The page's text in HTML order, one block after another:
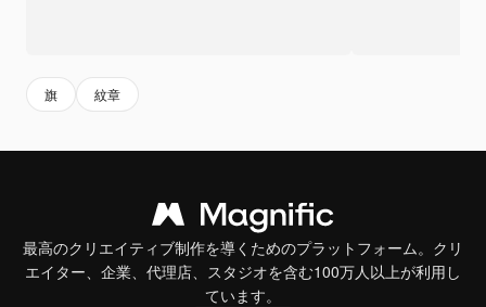
旗 紋章
最高のクリエイティブ制作を導くためのプラットフォーム。クリ
エイター、企業、代理店、スタジオを含む100万人以上が利用し
ています。